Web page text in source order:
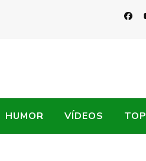
HUMOR VÍDEOS TOP